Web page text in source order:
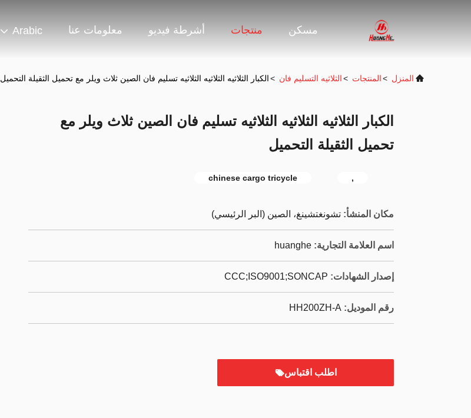
مسكن منتجات أشرطة فيديو معلومات عنا Arabic
المنزل >المنتجات >الثلاثيه التسليم فان >الكبار الثلاثيه الثلاثيه الثلاثيه تسليم فان الصين ثلاث ويلر مع تحميل الثقيلة التحميل
الكبار الثلاثيه الثلاثيه الثلاثيه تسليم فان الصين ثلاث ويلر مع
تحميل الثقيلة التحميل
,
chinese cargo tricycle
مكان المنشأ: تشونغتشينغ، الصين (البر الرئيسي)
اسم العلامة التجارية: huanghe
إصدار الشهادات: CCC;ISO9001;SONCAP
رقم الموديل: HH200ZH-A
اطلب اقتباس